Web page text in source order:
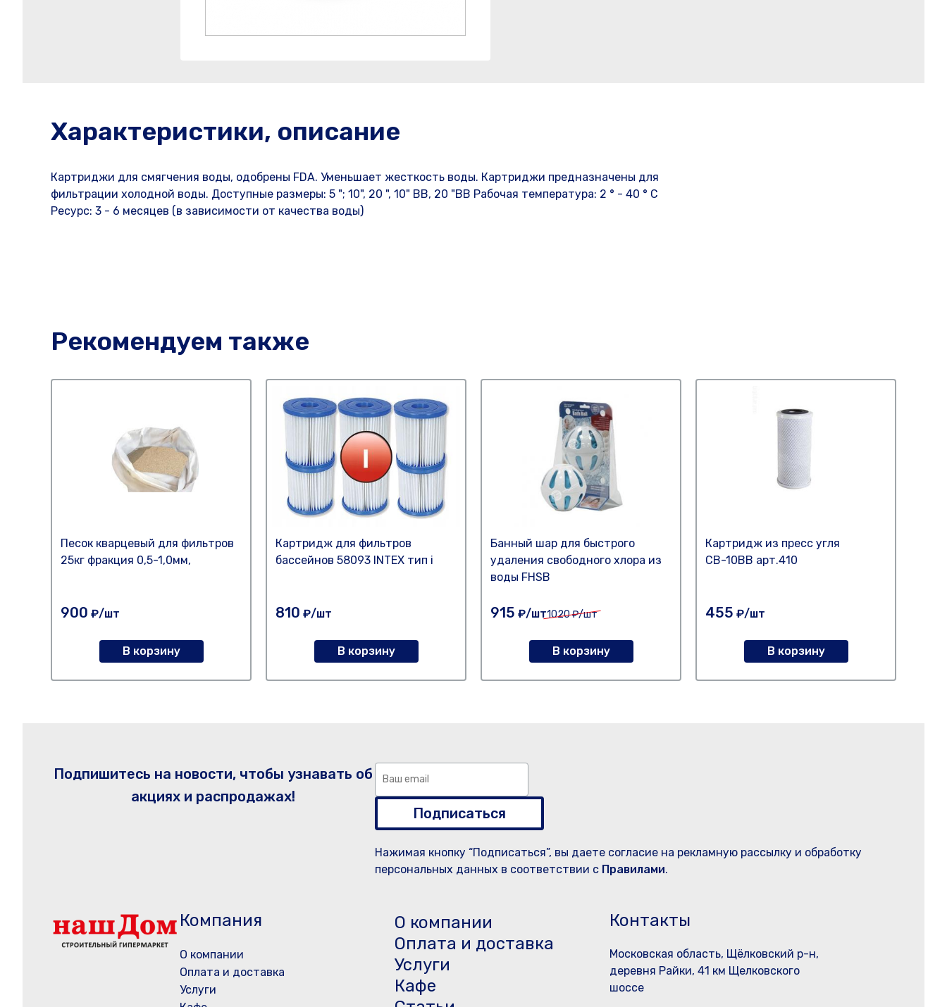
Характеристики, описание
Картриджи для смягчения воды, одобрены FDA. Уменьшает жесткость воды. Картриджи предназначены для
фильтрации холодной воды. Доступные размеры: 5 "; 10", 20 ", 10" BB, 20 "BB Рабочая температура: 2 ° - 40 ° С
Ресурс: 3 - 6 месяцев (в зависимости от качества воды)
Рекомендуем также
Песок кварцевый для фильтров
25кг фракция 0,5-1,0мм,
900 ₽/шт
В корзину
Картридж для фильтров
бассейнов 58093 INTEX тип i
810 ₽/шт
В корзину
Банный шар для быстрого
удаления свободного хлора из
воды FHSB
915 ₽/шт1020₽/шт
В корзину
Картридж из пресс угля
СВ-10ВВ арт.410
455 ₽/шт
В корзину
Подпишитесь на новости, чтобы узнавать об
акциях и распродажах!
Подписаться
Нажимая кнопку “Подписаться”, вы даете согласие на рекламную рассылку и обработку
персональных данных в соответствии с Правилами.
Компания
О компании
Оплата и доставка
Услуги
О компании
Оплата и доставка
Услуги
Кафе
Контакты
Московская область, Щёлковский р-н,
деревня Райки, 41 км Щелковского
шоссе